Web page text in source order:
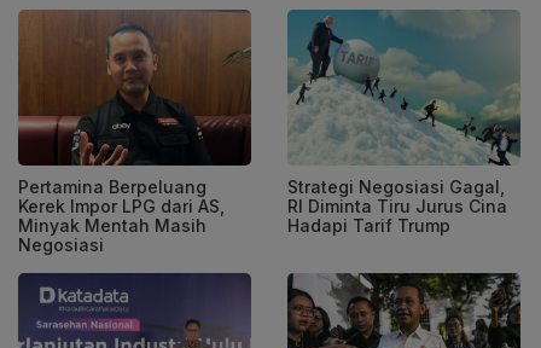
Pertamina Berpeluang
Kerek Impor LPG dari AS,
Minyak Mentah Masih
Negosiasi
Strategi Negosiasi Gagal,
RI Diminta Tiru Jurus Cina
Hadapi Tarif Trump